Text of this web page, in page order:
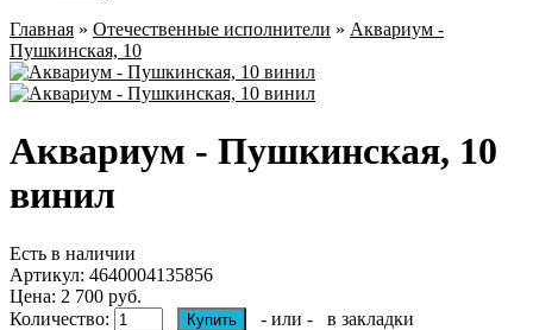
Главная » Отечественные исполнители » Аквариум -
Пушкинская, 10
Аквариум - Пушкинская, 10
винил
Есть в наличии
Артикул: 4640004135856
Цена: 2 700 руб.
Количество:
- или -
в закладки